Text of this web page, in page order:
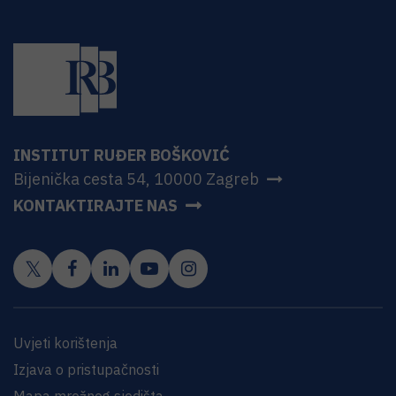
INSTITUT RUĐER BOŠKOVIĆ
Bijenička cesta 54, 10000 Zagreb
KONTAKTIRAJTE NAS
Uvjeti korištenja
Izjava o pristupačnosti